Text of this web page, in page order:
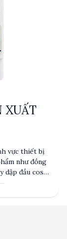
XUẤT
vực thiết bị
như đồng
dập đầu cos
độ tin cậy,
dùng.